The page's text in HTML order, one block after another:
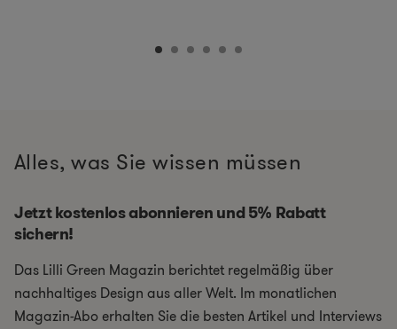
Alles, was Sie wissen müssen
Jetzt kostenlos abonnieren und 5% Rabatt
sichern!
Das Lilli Green Magazin berichtet regelmäßig über
nachhaltiges Design aus aller Welt. Im monatlichen
Magazin-Abo erhalten Sie die besten Artikel und Interviews